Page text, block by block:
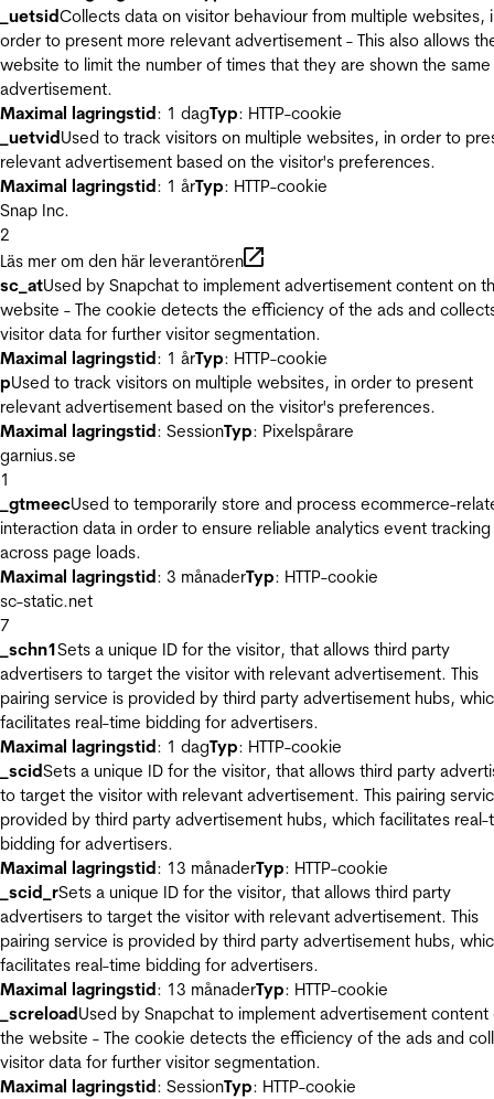
_uetsidCollects data on visitor behaviour from multiple websites,
order to present more relevant advertisement - This also allows
website to limit the number of times that they are shown the same
advertisement.
Maximal lagringstid: 1 dagTyp: HTTP-cookie
_uetvidUsed to track visitors on multiple websites, in order to
relevant advertisement based on the visitor's preferences.
Maximal lagringstid: 1 årTyp: HTTP-cookie
Snap Inc.
2
Läs mer om den här leverantören
sc_atUsed by Snapchat to implement advertisement content on
website - The cookie detects the efficiency of the ads and
visitor data for further visitor segmentation.
Maximal lagringstid: 1 årTyp: HTTP-cookie
pUsed to track visitors on multiple websites, in order to present
relevant advertisement based on the visitor's preferences.
Maximal lagringstid: SessionTyp: Pixelspårare
garnius.se
1
_gtmeecUsed to temporarily store and process ecommerce-
interaction data in order to ensure reliable analytics event tracking
across page loads.
Maximal lagringstid: 3 månaderTyp: HTTP-cookie
sc-static.net
7
_schn1Sets a unique ID for the visitor, that allows third party
advertisers to target the visitor with relevant advertisement. This
pairing service is provided by third party advertisement hubs,
facilitates real-time bidding for advertisers.
Maximal lagringstid: 1 dagTyp: HTTP-cookie
_scidSets a unique ID for the visitor, that allows third party
to target the visitor with relevant advertisement. This pairing
provided by third party advertisement hubs, which facilitates real-
bidding for advertisers.
Maximal lagringstid: 13 månaderTyp: HTTP-cookie
_scid_rSets a unique ID for the visitor, that allows third party
advertisers to target the visitor with relevant advertisement. This
pairing service is provided by third party advertisement hubs,
facilitates real-time bidding for advertisers.
Maximal lagringstid: 13 månaderTyp: HTTP-cookie
_screloadUsed by Snapchat to implement advertisement content
the website - The cookie detects the efficiency of the ads and
visitor data for further visitor segmentation.
Maximal lagringstid: SessionTyp: HTTP-cookie